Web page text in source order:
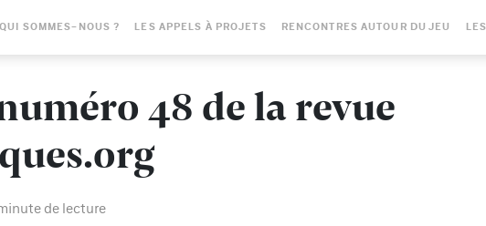
QUI SOMMES-NOUS ? LES APPELS À PROJETS RENCONTRES AUTOUR DU JEU
48 de la revue
de lecture